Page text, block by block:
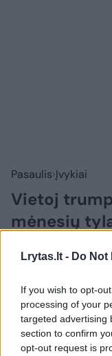
Lrytas.lt - Do
If you wish to opt-
processing of your
targeted advertising
section to confirm
opt-out request is
Pasaulis Įvykiai
Vietoj
mėnesių
seniausias
Lrytas.lt